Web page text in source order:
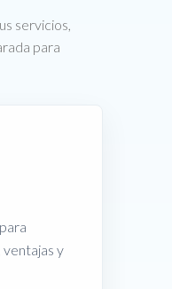
servicios,
para
y